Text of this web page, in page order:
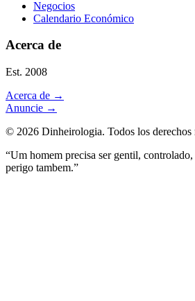
Negocios
Calendario Económico
Acerca de
Est. 2008
Acerca de →
Anuncie →
© 2026 Dinheirologia. Todos los derechos
“Um homem precisa ser gentil, controlado,
perigo tambem.”